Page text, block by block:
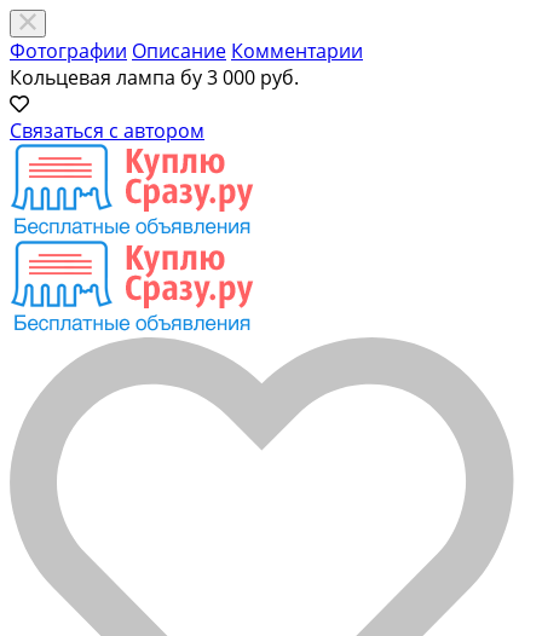
Фотографии Описание Комментарии
Кольцевая лампа бу3 000 руб.
Связаться с автором